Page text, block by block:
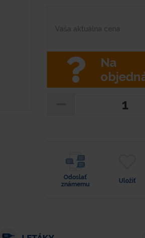
Vaša aktuálna cena
Na
Odoslať
známemu
Uložiť